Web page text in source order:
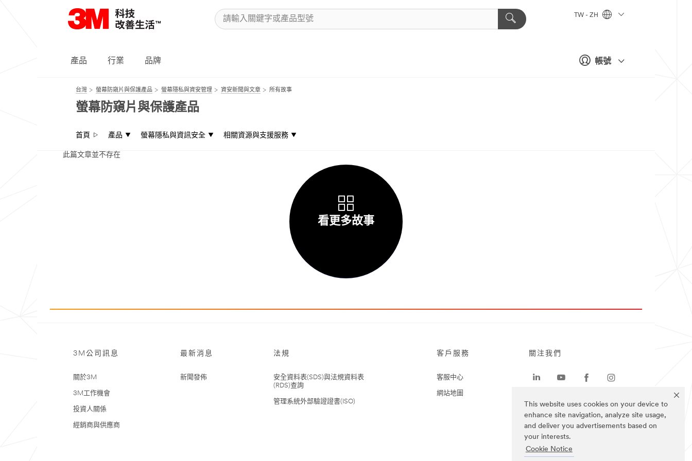
This website uses cookies on your device to
enhance site navigation, analyze site usage,
and deliver you advertisements based on
your interests.
Cookie Notice
帳號
TW - ZH
產品 行業 品牌
台灣 螢幕防窺片與保護產品 螢幕隱私與資安管理 資安新聞與文章 所有故事
螢幕防窺片與保護產品
首頁 產品 螢幕隱私與資訊安全 相關資源與支援服務
此篇文章並不存在
看更多故事
3M公司訊息
關於3M
3M工作機會
投資人關係
經銷商與供應商
最新消息
新聞發佈
法規
安全資料表(SDS)與法規資料表
(RDS)查詢
管理系統外部驗證證書(ISO)
客戶服務
客服中心
網站地圖
關注我們